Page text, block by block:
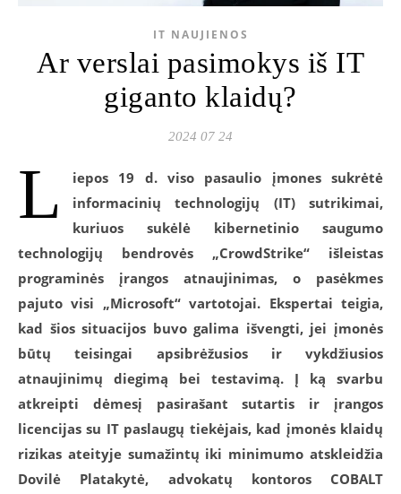
IT NAUJIENOS
Ar verslai pasimokys iš IT
giganto klaidų?
2024 07 24
L
iepos 19 d. viso pasaulio įmones sukrėtė
informacinių technologijų (IT) sutrikimai,
kuriuos sukėlė kibernetinio saugumo
technologijų bendrovės „CrowdStrike“ išleistas
programinės įrangos atnaujinimas, o pasėkmes
pajuto visi „Microsoft“ vartotojai. Ekspertai teigia,
kad šios situacijos buvo galima išvengti, jei įmonės
būtų teisingai apsibrėžusios ir vykdžiusios
atnaujinimų diegimą bei testavimą. Į ką svarbu
atkreipti dėmesį pasirašant sutartis ir įrangos
licencijas su IT paslaugų tiekėjais, kad įmonės klaidų
rizikas ateityje sumažintų iki minimumo atskleidžia
Dovilė Platakytė, advokatų kontoros COBALT